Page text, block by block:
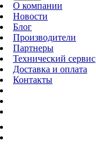
О компании
Новости
Блог
Производители
Партнеры
Технический сервис
Доставка и оплата
Контакты